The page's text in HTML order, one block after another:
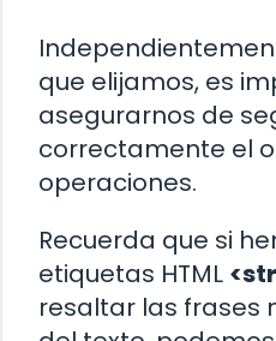
que elijamos, es
asegurarnos de
correctamente el
operaciones.
Recuerda que si
etiquetas HTML
resaltar las frases